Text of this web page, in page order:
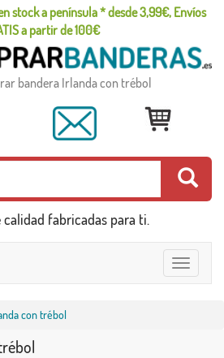
stock a península * desde 3,99€, Envíos
a partir de 100€
bandera Irlanda con trébol
calidad fabricadas para ti.
Toggle
navigation
con trébol